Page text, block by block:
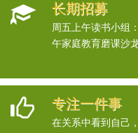
长期招募
周五上午读书小组
午家庭教育磨课沙龙
专注一件事
在关系中看到自己